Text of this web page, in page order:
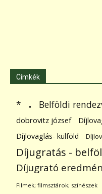
Címkék
* . Belföldi
dobrovitz józsef
Díjlovaglás- külföld
Díjugratás -
Díjugrató
Filmek; filmsztárok; színészek